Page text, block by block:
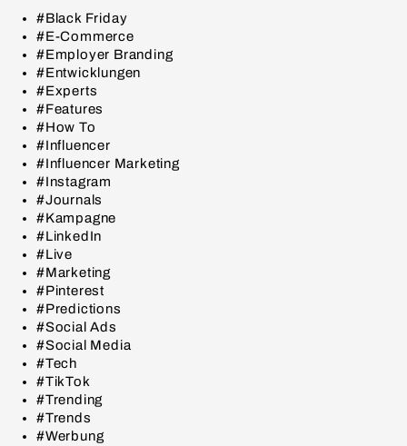
#Black Friday
#E-Commerce
#Employer Branding
#Entwicklungen
#Experts
#Features
#How To
#Influencer
#Influencer Marketing
#Instagram
#Journals
#Kampagne
#LinkedIn
#Live
#Marketing
#Pinterest
#Predictions
#Social Ads
#Social Media
#Tech
#TikTok
#Trending
#Trends
#Werbung